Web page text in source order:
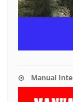
Manual